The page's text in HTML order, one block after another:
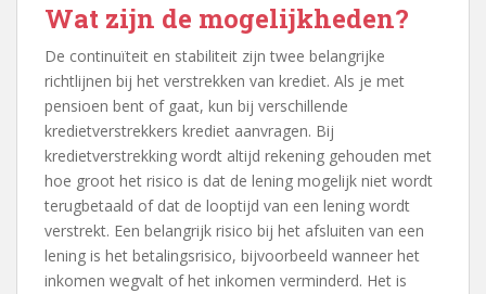
Wat zijn de mogelijkheden?
De continuïteit en stabiliteit zijn twee belangrijke
richtlijnen bij het verstrekken van krediet. Als je met
pensioen bent of gaat, kun bij verschillende
kredietverstrekkers krediet aanvragen. Bij
kredietverstrekking wordt altijd rekening gehouden met
hoe groot het risico is dat de lening mogelijk niet wordt
terugbetaald of dat de looptijd van een lening wordt
verstrekt. Een belangrijk risico bij het afsluiten van een
lening is het betalingsrisico, bijvoorbeeld wanneer het
inkomen wegvalt of het inkomen verminderd. Het is